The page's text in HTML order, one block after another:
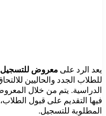
يعد الرد على معروض
للطلاب الجدد والحاليين
الدراسية. يتم من خلال
فيها التقديم على قبول
المطلوبة للتسجيل.